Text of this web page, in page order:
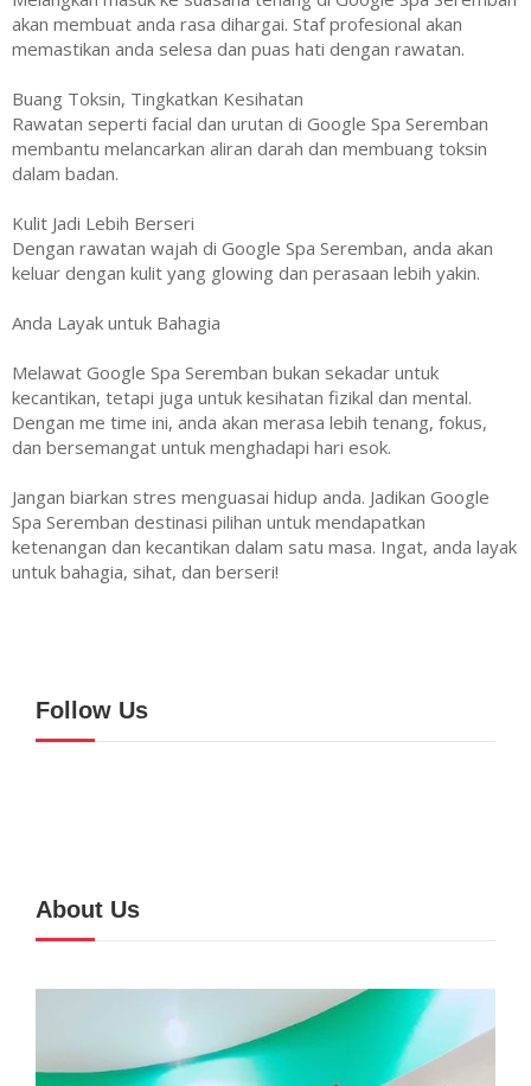
akan membuat anda rasa dihargai. Staf profesional akan
memastikan anda selesa dan puas hati dengan rawatan.
Buang Toksin, Tingkatkan Kesihatan
Rawatan seperti facial dan urutan di Google Spa Seremban
membantu melancarkan aliran darah dan membuang toksin
dalam badan.
Kulit Jadi Lebih Berseri
Dengan rawatan wajah di Google Spa Seremban, anda akan
keluar dengan kulit yang glowing dan perasaan lebih yakin.
Anda Layak untuk Bahagia
Melawat Google Spa Seremban bukan sekadar untuk
kecantikan, tetapi juga untuk kesihatan fizikal dan mental.
Dengan me time ini, anda akan merasa lebih tenang, fokus,
dan bersemangat untuk menghadapi hari esok.
Jangan biarkan stres menguasai hidup anda. Jadikan Google
Spa Seremban destinasi pilihan untuk mendapatkan
ketenangan dan kecantikan dalam satu masa. Ingat, anda layak
untuk bahagia, sihat, dan berseri!
Follow Us
About Us